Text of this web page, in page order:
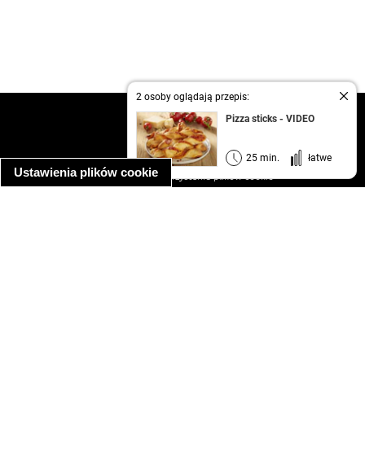
Ustawienia plików cookie
2 osoby oglądają przepis:
Pizza sticks - VIDEO
25 min. łatwe
kontakt
regulamin
informacja o prywatności
informacja o wykorzystaniu plików cookie